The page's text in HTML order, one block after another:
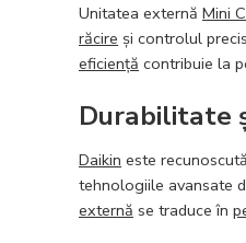
Unitatea externă Mini
răcire și controlul
eficiență contribuie la
Durabilitate
Daikin este
tehnologiile avansate
externă se traduce în